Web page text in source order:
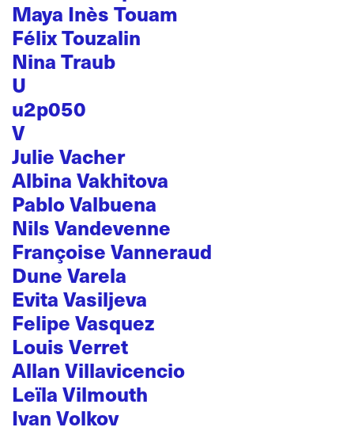
Maya Inès Touam
Félix Touzalin
Nina Traub
U
u2p050
V
Julie Vacher
Albina Vakhitova
Pablo Valbuena
Nils Vandevenne
Françoise Vanneraud
Dune Varela
Evita Vasiljeva
Felipe Vasquez
Louis Verret
Allan Villavicencio
Leïla Vilmouth
Ivan Volkov